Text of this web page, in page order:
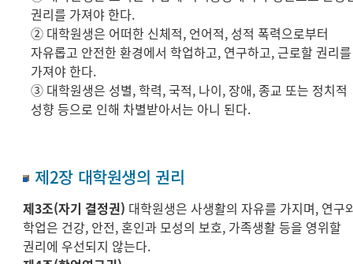
권리를 가져야 한다.
② 대학원생은 어떠한 신체적, 언어적, 성적 폭력으로부터
자유롭고 안전한 환경에서 학업하고, 연구하고, 근로할 권리를
가져야 한다.
③ 대학원생은 성별, 학력, 국적, 나이, 장애, 종교 또는 정치적
성향 등으로 인해 차별받아서는 아니 된다.
제2장 대학원생의 권리
제3조(자기 결정권) 대학원생은 사생활의 자유를 가지며, 연구
학업은 건강, 안전, 혼인과 모성의 보호, 가족생활 등을 영위할
권리에 우선되지 않는다.